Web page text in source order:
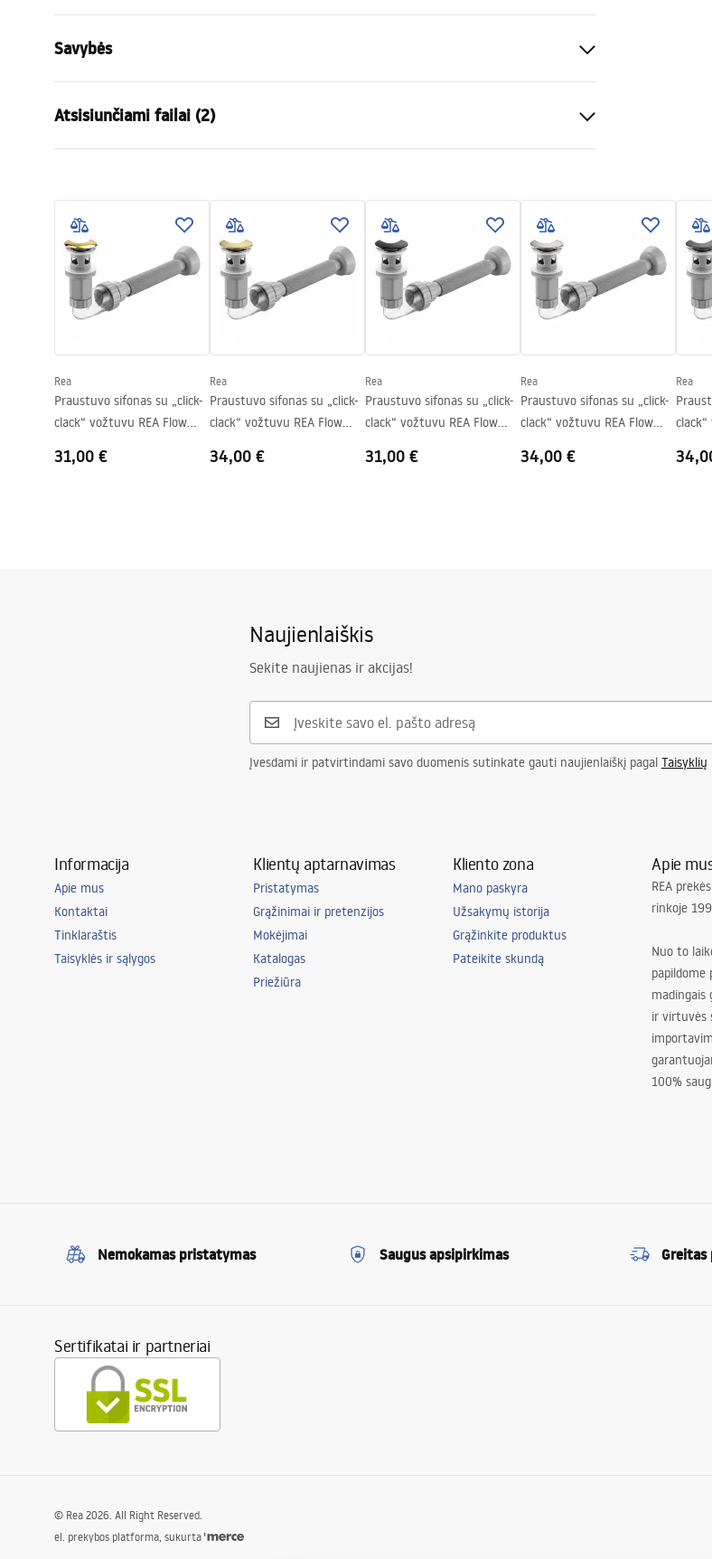
Savybės
Medžiaga
Spalva
Balta
Plotis
mm
Aukštis
130
mm
Gylis
mm
Skylė baterijom
Taip
Perpildymo anga
Atsisiunčiami failai (2)
Warranty_Terms_and_Conditions_
Basins_-_5.pdf
Rea
Praustuvo sifonas su „click-
clack“ vožtuvu REA Flow
31,00 €
Rea
Praustuvo sifonas su „click-
clack“ vožtuvu REA Flow
34,00 €
Rea
Praustuvo sifonas su „click-
clack“ vožtuvu REA Flow
31,00 €
Rea
Praustuvo sifonas su „click-
clack“ vožtuvu REA Flow
34,00 €
Rea
Naujienlaiškis
Sekite naujienas ir akcijas!
Įvesdami ir patvirtindami savo duomenis sutinkate gauti naujienlaiškį pagal Taisyklių
Informacija
Apie mus
Kontaktai
Tinklaraštis
Taisyklės ir sąlygos
Klientų aptarnavimas
Pristatymas
Grąžinimai ir pretenzijos
Mokėjimai
Katalogas
Priežiūra
Kliento zona
Mano paskyra
Užsakymų istorija
Grąžinkite produktus
Pateikite skundą
Apie
REA
rinkoje
Nuo to
papildome
madingais
ir virtuvės
100%
Nemokamas pristatymas Saugus apsipirkimas
Sertifikatai ir partneriai
© Rea 2026. All Right Reserved.
el. prekybos platforma, sukurta